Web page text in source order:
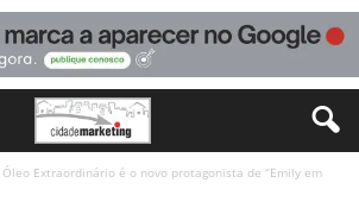
Óleo Extraordinário é o novo protagonista de “Emily em